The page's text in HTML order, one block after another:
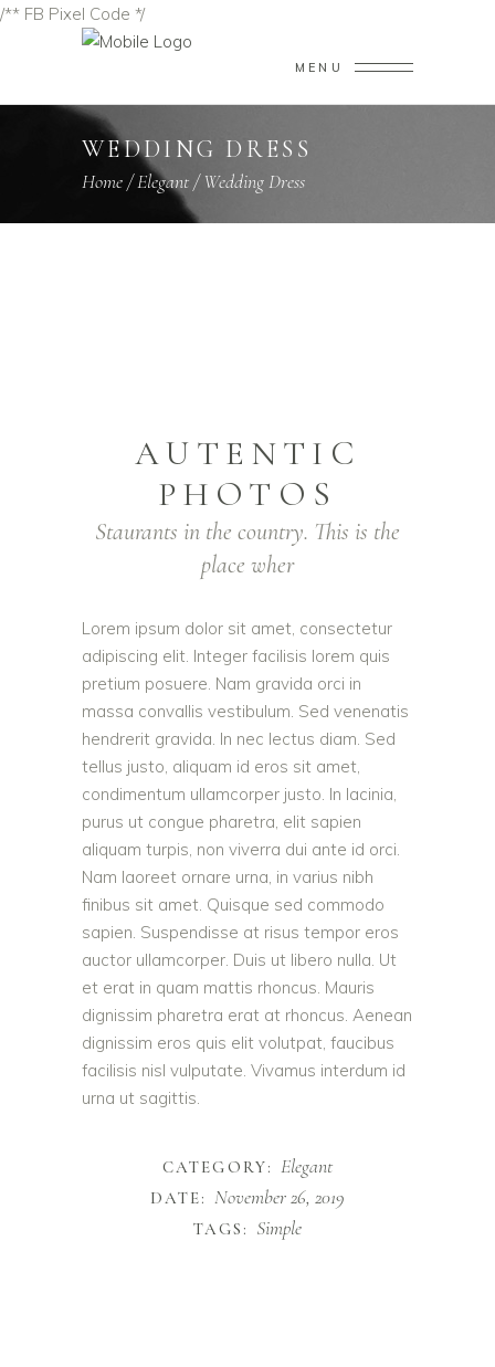
/** FB Pixel Code */
MENU
WEDDING DRESS
Home/Elegant/Wedding Dress
AUTENTIC
PHOTOS
Staurants in the country. This is the
place wher
Lorem ipsum dolor sit amet, consectetur
adipiscing elit. Integer facilisis lorem quis
pretium posuere. Nam gravida orci in
massa convallis vestibulum. Sed venenatis
hendrerit gravida. In nec lectus diam. Sed
tellus justo, aliquam id eros sit amet,
condimentum ullamcorper justo. In lacinia,
purus ut congue pharetra, elit sapien
aliquam turpis, non viverra dui ante id orci.
Nam laoreet ornare urna, in varius nibh
finibus sit amet. Quisque sed commodo
sapien. Suspendisse at risus tempor eros
auctor ullamcorper. Duis ut libero nulla. Ut
et erat in quam mattis rhoncus. Mauris
dignissim pharetra erat at rhoncus. Aenean
dignissim eros quis elit volutpat, faucibus
facilisis nisl vulputate. Vivamus interdum id
urna ut sagittis.
CATEGORY: Elegant
DATE: November 26, 2019
TAGS: Simple